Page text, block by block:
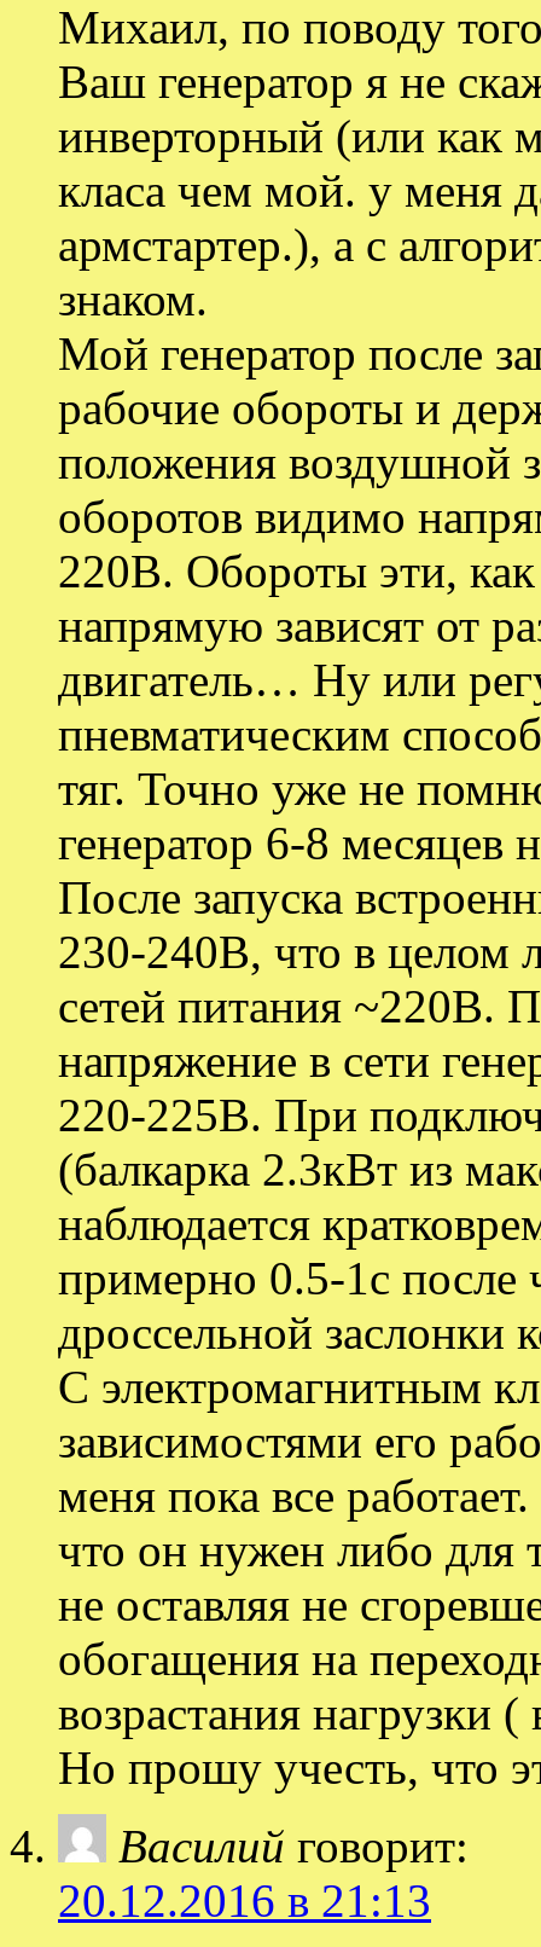
Михаил, по поводу
Ваш генератор я не
инверторный (или как
класа чем мой. у меня
армстартер.), а с
знаком.
Мой генератор после
рабочие обороты и
положения воздушной
оборотов видимо
220В. Обороты эти,
напрямую зависят от
двигатель… Ну или
пневматическим
тяг. Точно уже не
генератор 6-8 месяцев
После запуска
230-240В, что в целом
сетей питания ~220В.
напряжение в сети
220-225В. При
(балкарка 2.3кВт из
наблюдается
примерно 0.5-1с после
дроссельной заслонки
С электромагнитным
зависимостями его
меня пока все
что он нужен либо для
не оставляя не
обогащения на
возрастания нагрузки
Но прошу учесть, что
Василий говорит:
20.12.2016 в 21:13